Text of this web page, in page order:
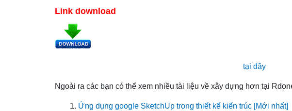
Link download
tại đây
Ngoài ra các bạn có thể xem nhiều tài liệu về xây dựng hơn tại
Ứng dụng google SketchUp trong thiết kế kiến trúc [Mới nhất]